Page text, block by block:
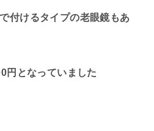
付けるタイプの老眼鏡もあ
円となっていました